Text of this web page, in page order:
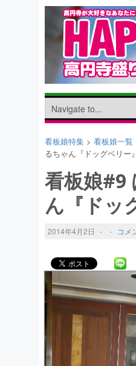
看板娘特集 > 看板娘一覧
るちゃん『ドッグベリー』
看板娘#9
ん『ドッ
2014年4月2日 - - コメ